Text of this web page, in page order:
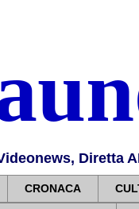
Diretta
CRONACA